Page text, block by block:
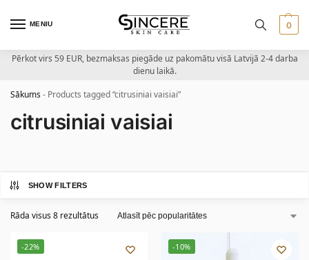
MENIU 0
Pērkot virs 59 EUR, bezmaksas piegāde uz pakomātu visā Latvijā 2-4 darba
dienu laikā.
Sākums- Products tagged “citrusiniai vaisiai”
citrusiniai vaisiai
SHOW FILTERS
Rāda visus 8 rezultātus
-22% -10%